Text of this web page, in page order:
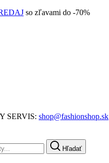
so zľavami do -70%
SERVIS: shop@fashionshop.sk
Hľadať